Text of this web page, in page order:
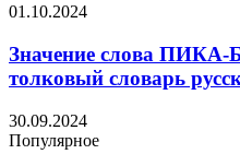
01.10.2024
Значение слова ПИКА-
толковый словарь
30.09.2024
Популярное